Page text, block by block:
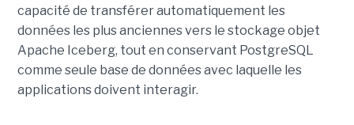
capacité de transférer automatiquement les
données les plus anciennes vers le stockage objet
Apache Iceberg, tout en conservant PostgreSQL
comme seule base de données avec laquelle les
applications doivent interagir.